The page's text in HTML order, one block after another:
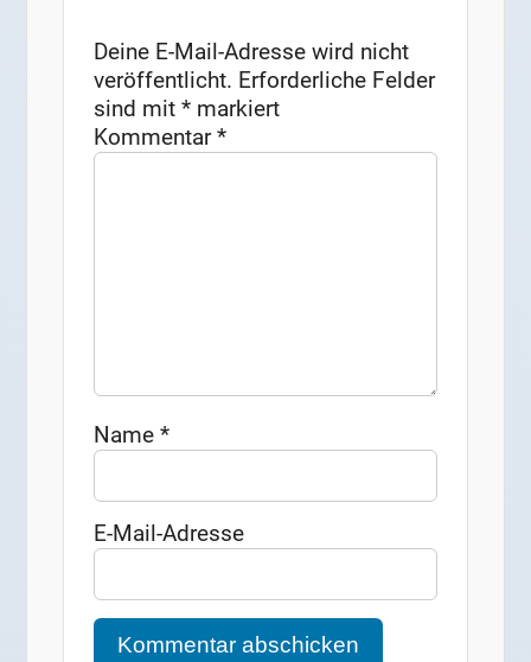
Deine E-Mail-Adresse wird nicht
veröffentlicht. Erforderliche Felder
sind mit* markiert
Kommentar*
Name*
E-Mail-Adresse